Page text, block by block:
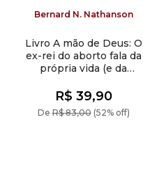
Bernard N. Nathanson
Livro A mão de Deus: O
ex-rei do aborto fala da
própria vida (e da
assassinato de bebês)
DeR$ 83,00(52% off)
R$ 39,90